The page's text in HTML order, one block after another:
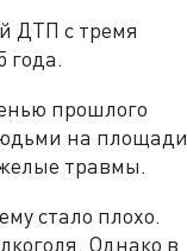
ДТП с тремя
года.
прошлого
на площади
травмы.
стало плохо.
Однако в